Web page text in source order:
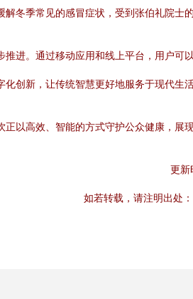
冬季常见的感冒症状，受到张伯礼院士的
进。通过移动应用和线上平台，用户可
创新，让传统智慧更好地服务于现代生活
以高效、智能的方式守护公众健康，展
更新
如若转载，请注明出处